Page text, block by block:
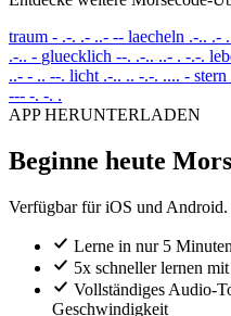
traum - .-. .- ..- -- laecheln .-.. .-
.-.. - gluecklich --. .-.. ..- . -.-.
..- - .. --. licht .-.. .. -.-. .... - stern
--- -. -. .
APP HERUNTERLADEN
Beginne heute
Verfügbar für iOS und Android.
Lerne in nur 5
5x schneller lernen
Vollständiges Audio-
Geschwindigkeit